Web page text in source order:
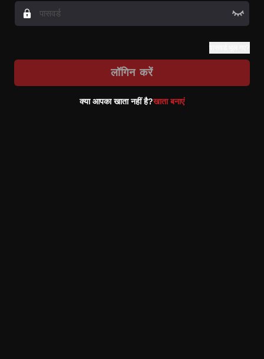
लॉगिन करें
क्या आपका खाता नहीं है?खाता बनाएं